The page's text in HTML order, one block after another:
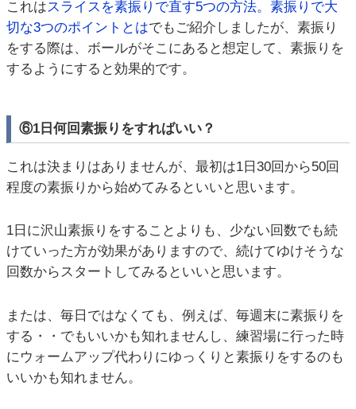
これはスライスを素振りで直す5つの方法。素振りで大
切な3つのポイントとはでもご紹介しましたが、素振り
をする際は、ボールがそこにあると想定して、素振りを
するようにすると効果的です。
⑥1日何回素振りをすればいい？
これは決まりはありませんが、最初は1日30回から50回
程度の素振りから始めてみるといいと思います。
1日に沢山素振りをすることよりも、少ない回数でも続
けていった方が効果がありますので、続けてゆけそうな
回数からスタートしてみるといいと思います。
または、毎日ではなくても、例えば、毎週末に素振りを
する・・でもいいかも知れませんし、練習場に行った時
にウォームアップ代わりにゆっくりと素振りをするのも
いいかも知れません。